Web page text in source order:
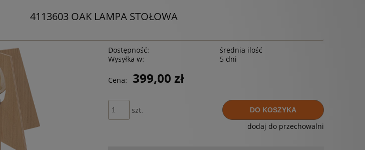
4113603 OAK LAMPA STOŁOWA
Dostępność:
średnia ilość
Wysyłka w:
5 dni
Cena: 399,00 zł
szt. DO KOSZYKA
dodaj do przechowalni